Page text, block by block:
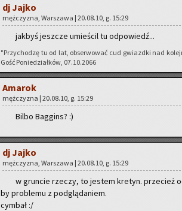
dj Jajko
męż­czy­zna, War­sza­wa | 20.08.10, g. 15:29
jak­byś jesz­cze umie­ścil tu od­po­wiedź...
"Przy­cho­dzę tu od lat, ob­ser­wo­wać cud gwiazd­ki nad
Gość Po­nie­dział­ków, 07.10.2066
Ama­rok
męż­czy­zna | 20.08.10, g. 15:29
Bilbo Bag­gins? :)
dj Jajko
męż­czy­zna, War­sza­wa | 20.08.10, g. 15:29
w grun­cie rze­czy, to je­stem kre­tyn. prze­cież
by pro­ble­mu z pod­glą­da­niem.
cym­bał :/